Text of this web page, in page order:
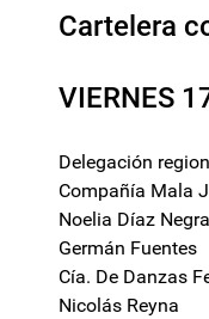
Cartelera
VIERNES
Delegación
Compañía Mala
Noelia Díaz
Germán Fuentes
Cía. De Danzas
Nicolás Reyna